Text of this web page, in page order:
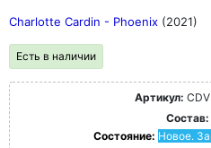
Charlotte Cardin - Phoenix (2021)
Есть в наличии
Артикул:
Состав:
Состояние: Новое.